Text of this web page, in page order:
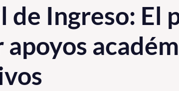
de Ingreso: El
apoyos